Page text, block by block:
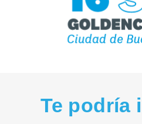
Te podría